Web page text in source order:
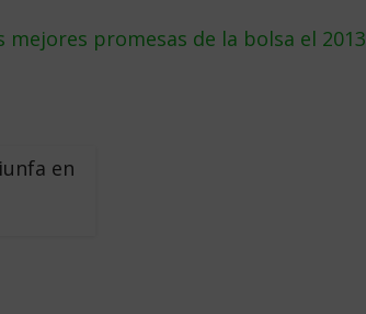
mejores promesas de la bolsa el 2013
en